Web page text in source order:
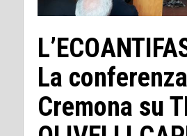
La
Cremona su